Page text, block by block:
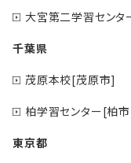
大宮第二学習センタ
千葉県
茂原本校[茂原市]
柏学習センター[柏
東京都